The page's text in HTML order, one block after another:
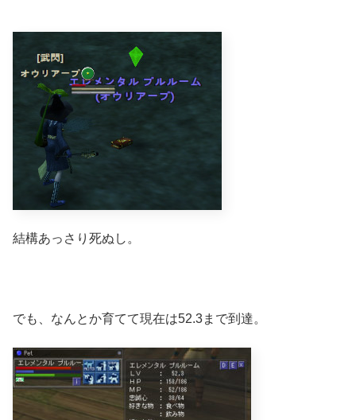
結構あっさり死ぬし。
でも、なんとか育てて現在は52.3まで到達。